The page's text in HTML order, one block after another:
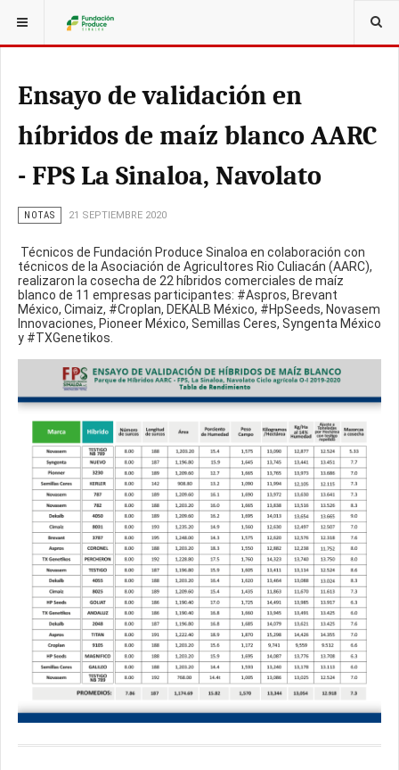
ESTÁ AQUÍ:
Ensayo de validación en
híbridos de maíz blanco AARC
- FPS La Sinaloa, Navolato
NOTAS 21 SEPTIEMBRE 2020
Técnicos de Fundación Produce Sinaloa en colaboración con
técnicos de la Asociación de Agricultores Rio Culiacán (AARC),
realizaron la cosecha de 22 híbridos comerciales de maíz
blanco de 11 empresas participantes: #Aspros, Brevant
México, Cimaiz, #Croplan, DEKALB México, #HpSeeds, Novasem
Innovaciones, Pioneer México, Semillas Ceres, Syngenta México
y #TXGenetikos.